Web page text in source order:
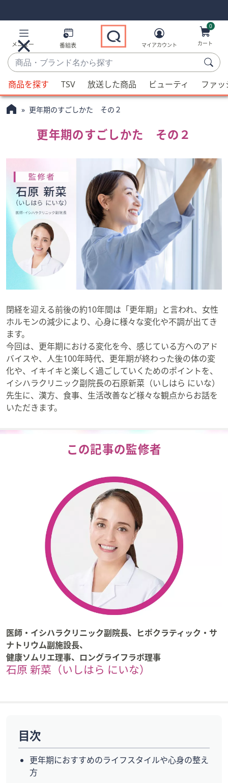
Links
Links2
メニュー 番組表
商
品・
ブ
ラ
ン
ら
探
す
候
補
が
利
合、
下
の
矢
印
キ
は
タ
ッ
チ
デ
バ
イ
ス
で
右
マイアカウント
0
カート
商品を探す TSV 放送した商品 ビューティ ファ
更年期のすごしかた その２
更年期のすごしかた その２
閉経を迎える前後の約10年間は「更年期」と言われ、女性
ホルモンの減少により、心身に様々な変化や不調が出てき
ます。
今回は、更年期における変化を今、感じている方へのアド
バイスや、人生100年時代、更年期が終わった後の体の変
化や、イキイキと楽しく過ごしていくためのポイントを、
イシハラクリニック副院長の石原新菜（いしはら にいな）
先生に、漢方、食事、生活改善など様々な観点からお話を
いただきます。
この記事の監修者
医師・イシハラクリニック副院長、ヒポクラティック・サ
ナトリウム副施設長、
健康ソムリエ理事、ロングライフラボ理事
石原 新菜（いしはら にいな）
目次
更年期におすすめのライフスタイルや心身の整え
方